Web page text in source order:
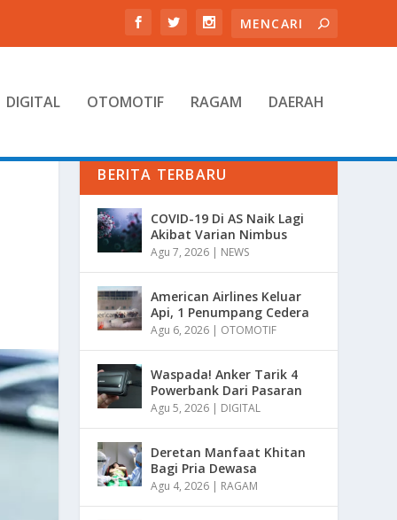
DIGITAL OTOMOTIF RAGAM DAERAH
BERITA TERBARU
COVID-19 Di AS Naik Lagi
Akibat Varian Nimbus
Agu 7, 2026 | NEWS
American Airlines Keluar
Api, 1 Penumpang Cedera
Agu 6, 2026 | OTOMOTIF
Waspada! Anker Tarik 4
Powerbank Dari Pasaran
Agu 5, 2026 | DIGITAL
Deretan Manfaat Khitan
Bagi Pria Dewasa
Agu 4, 2026 | RAGAM